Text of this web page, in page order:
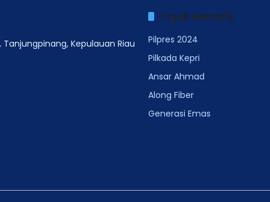
Tanjungpinang, Kepulauan Riau
Topik Menarik
Pilpres 2024
Pilkada Kepri
Ansar Ahmad
Along Fiber
Generasi Emas